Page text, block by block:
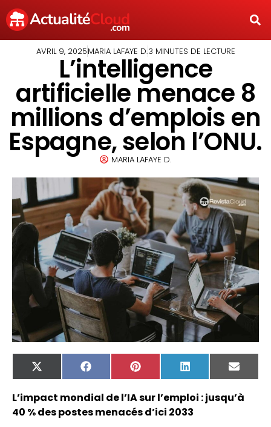
AVRIL 9, 2025MARIA LAFAYE D.3 MINUTES DE LECTURE
L’intelligence
artificielle menace 8
millions d’emplois en
Espagne, selon l’ONU.
MARIA LAFAYE D.
X
(Twitter)
FacebookPinterest LinkedIn
Email
L’impact mondial de l’IA sur l’emploi : jusqu’à
40 % des postes menacés d’ici 2033